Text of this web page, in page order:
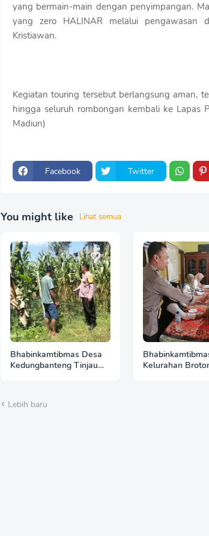
yang bermain-main dengan penyimpangan.
yang zero HALINAR melalui pengawasan
Kristiawan.
Kegiatan touring tersebut berlangsung aman,
hingga seluruh rombongan kembali ke Lapas
Madiun)
Facebook Twitter
You might like Lihat semua
Bhabinkamtibmas Desa
Kedungbanteng Tinjau
Bersama Warga
Kelurahan
Lebih baru